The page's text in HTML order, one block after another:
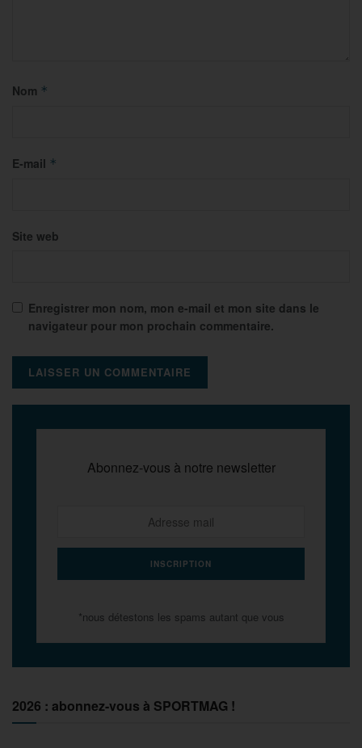
Nom *
E-mail *
Site web
Enregistrer mon nom, mon e-mail et mon site dans le
navigateur pour mon prochain commentaire.
Abonnez-vous à notre newsletter
*nous détestons les spams autant que vous
2026 : abonnez-vous à SPORTMAG !